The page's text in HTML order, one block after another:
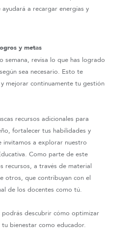
a recargar energías y
y metas
semana, revisa lo que has logrado
sea necesario. Esto te
mejorar continuamente tu gestión
recursos adicionales para
fortalecer tus habilidades y
invitamos a explorar nuestro
Como parte de este
recursos, a través de material
otros, que contribuyan con el
de los docentes como tú.
podrás descubrir cómo optimizar
bienestar como educador.